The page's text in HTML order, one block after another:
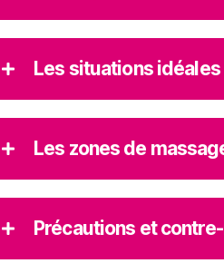
Les situations
Les zones de
Précautions et